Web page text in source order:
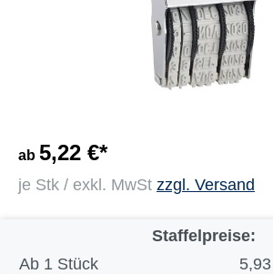
ab 5,22 €*
je Stk / exkl. MwSt zzgl. Versand
Staffelpreise:
Ab 1 Stück